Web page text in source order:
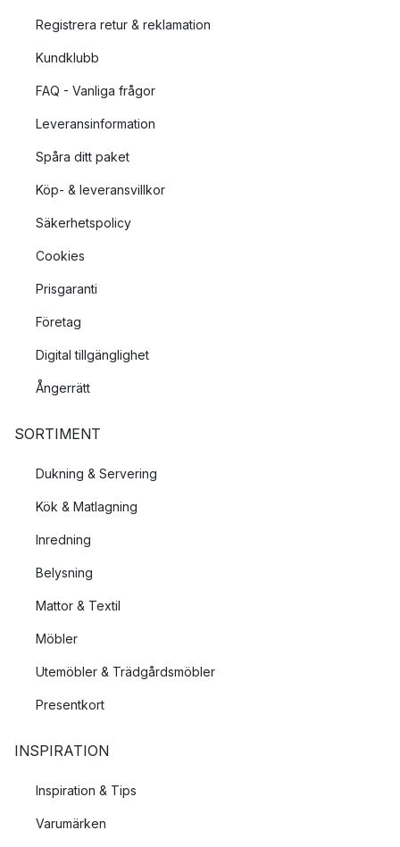
Registrera retur & reklamation
Kundklubb
FAQ - Vanliga frågor
Leveransinformation
Spåra ditt paket
Köp- & leveransvillkor
Säkerhetspolicy
Cookies
Prisgaranti
Företag
Digital tillgänglighet
Ångerrätt
SORTIMENT
Dukning & Servering
Kök & Matlagning
Inredning
Belysning
Mattor & Textil
Möbler
Utemöbler & Trädgårdsmöbler
Presentkort
INSPIRATION
Inspiration & Tips
Varumärken